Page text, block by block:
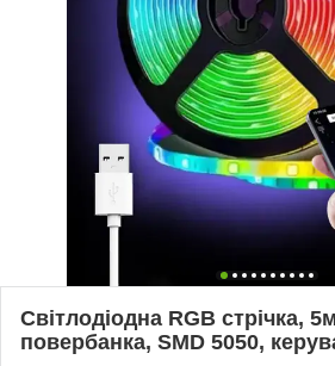
Світлодіодна RGB стрічка,
повербанка, SMD 5050,